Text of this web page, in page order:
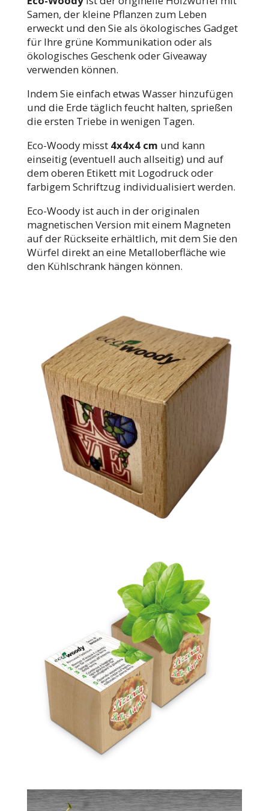
Samen, der kleine Pflanzen zum Leben
erweckt und den Sie als ökologisches Gadget
für Ihre grüne Kommunikation oder als
ökologisches Geschenk oder Giveaway
verwenden können.
Indem Sie einfach etwas Wasser hinzufügen
und die Erde täglich feucht halten, sprießen
die ersten Triebe in wenigen Tagen.
Eco-Woody misst 4x4x4 cm und kann
einseitig (eventuell auch allseitig) und auf
dem oberen Etikett mit Logodruck oder
farbigem Schriftzug individualisiert werden.
Eco-Woody ist auch in der originalen
magnetischen Version mit einem Magneten
auf der Rückseite erhältlich, mit dem Sie den
Würfel direkt an eine Metalloberfläche wie
den Kühlschrank hängen können.